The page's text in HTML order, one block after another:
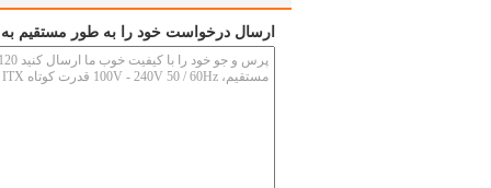
ارسال درخواست خود را به طور مستقیم به